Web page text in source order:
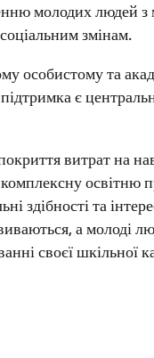
молодих людей з
змінам.
особистому та
є
витрат на
освітню
здібності та
а молоді
своєї шкільної